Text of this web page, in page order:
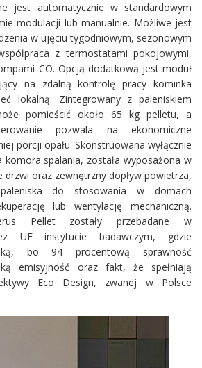
jest automatycznie w standardowym
modulacji lub manualnie. Możliwe jest
w ujęciu tygodniowym, sezonowym
z termostatami pokojowymi,
CO. Opcją dodatkową jest moduł
na zdalną kontrolę pracy kominka
lokalną. Zintegrowany z paleniskiem
pomieścić około 65 kg pelletu, a
pozwala na ekonomiczne
porcji opału. Skonstruowana wyłącznie
spalania, została wyposażona w
oraz zewnętrzny dopływ powietrza,
do stosowania w domach
lub wentylację mechaniczną.
Pellet zostały przebadane w
UE instytucie badawczym, gdzie
bo 94 procentową sprawność
emisyjność oraz fakt, że spełniają
Eco Design, zwanej w Polsce